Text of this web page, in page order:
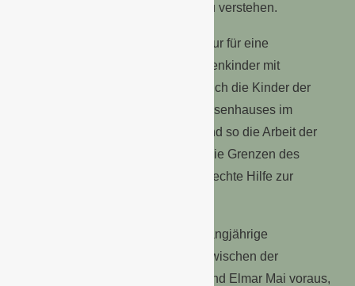
Anpflanzungen zu erkennen und zu verstehen.
Die Anlage der Gärten sorgt nicht nur für eine
unabhängige Versorgung der Waisenkinder mit
Nahrungsmitteln, sondern speist auch die Kinder der
Umgebung, die die Schule des Waisenhauses im
Kinderdorf mit besuchen können und so die Arbeit der
Lehrer mit den Kindern auch über die Grenzen des
Kinderdorfes hinaus wirken lässt – echte Hilfe zur
Diesem Spendenaufruf geht eine langjährige
vertrauensvolle Zusammenarbeit zwischen der
Gartenland GmbH, Aschersleben und Elmar Mai voraus,